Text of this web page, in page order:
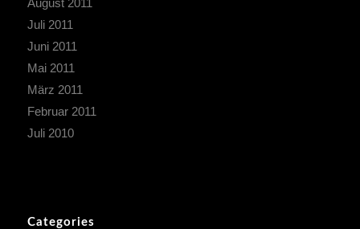
Juli 2011
Juni 2011
Mai 2011
März 2011
Februar 2011
Juli 2010
Categories